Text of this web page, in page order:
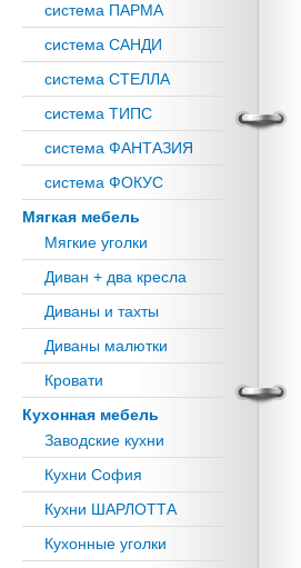
система ПАРМА
система САНДИ
система СТЕЛЛА
система ТИПС
система ФАНТАЗИЯ
система ФОКУС
Мягкая мебель
Мягкие уголки
Диван + два кресла
Диваны и тахты
Диваны малютки
Кровати
Кухонная мебель
Заводские кухни
Кухни София
Кухни ШАРЛОТТА
Кухонные уголки